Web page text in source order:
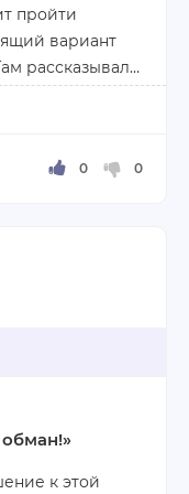
пройти
вариант
рассказывали
настоящие
к этой